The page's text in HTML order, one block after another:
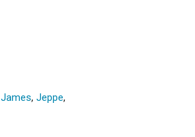
James, Jeppe,